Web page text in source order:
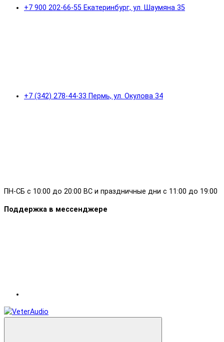
+7 900 202-66-55 Екатеринбург, ул. Шаумяна 35
+7 (342) 278-44-33 Пермь, ул. Окулова 34
ПН-СБ с 10:00 до 20:00 ВС и праздничные дни с 11:00 до 19:00
Поддержка в мессенджере